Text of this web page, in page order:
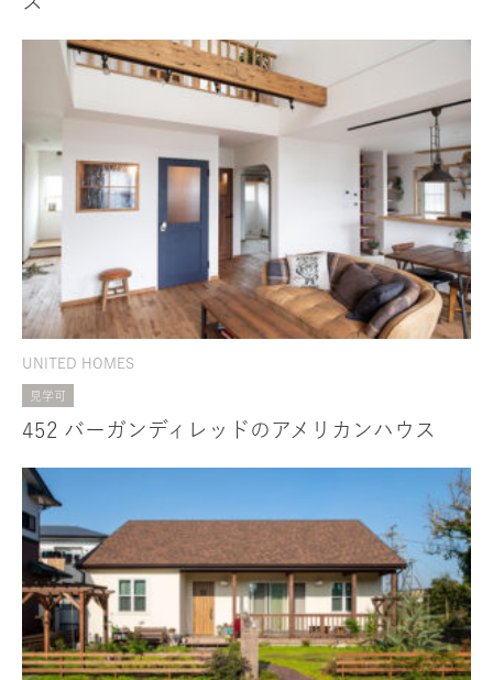
UNITED HOMES
見学可
452 バーガンディレッドのアメリカンハウス